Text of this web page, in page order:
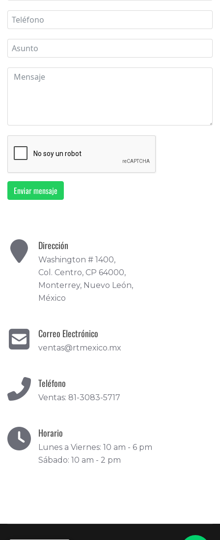
Enviar mensaje
Dirección
Washington # 1400,
Col. Centro, CP 64000,
Monterrey, Nuevo León,
México
Correo Electrónico
ventas@rtmexico.mx
Teléfono
Ventas: 81-3083-5717
Horario
Lunes a Viernes: 10 am - 6 pm
Sábado: 10 am - 2 pm